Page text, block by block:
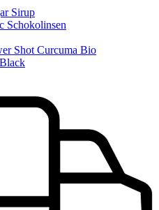
Sirup
Schokolinsen
Shot Curcuma Bio